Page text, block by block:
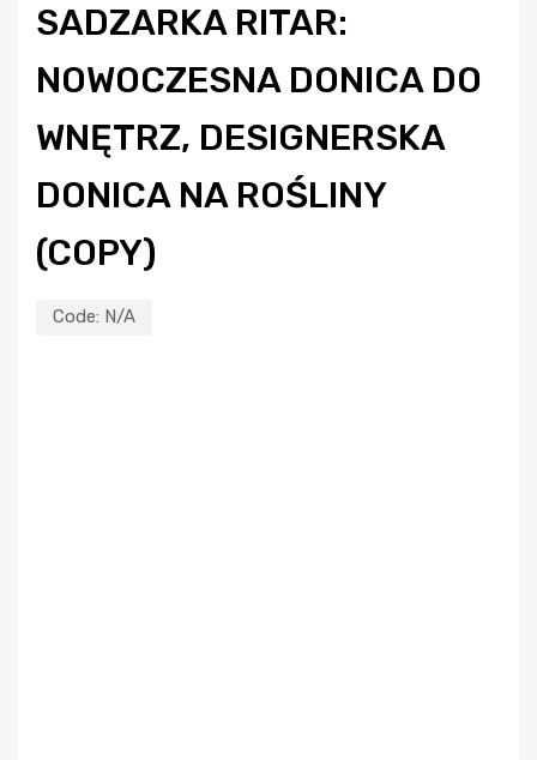
SADZARKA RITAR:
NOWOCZESNA DONICA DO
WNĘTRZ, DESIGNERSKA
DONICA NA ROŚLINY
(COPY)
Code: N/A